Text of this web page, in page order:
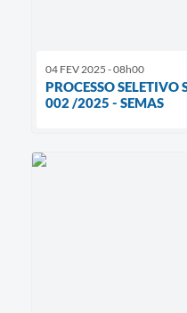
04 FEV 2025 - 08h00
PROCESSO
002 /2025 - SEMAS